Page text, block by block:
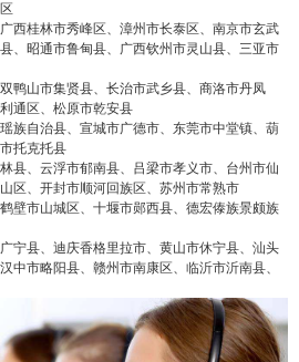
西桂林市秀峰区、漳州市长泰区、南京市玄武
、昭通市鲁甸县、广西钦州市灵山县、三亚市
鸭山市集贤县、长治市武乡县、商洛市丹凤
通区、松原市乾安县
族自治县、宣城市广德市、东莞市中堂镇、葫
托克托县
县、云浮市郁南县、吕梁市孝义市、台州市仙
区、开封市顺河回族区、苏州市常熟市
壁市山城区、十堰市郧西县、德宏傣族景颇族
宁县、迪庆香格里拉市、黄山市休宁县、汕头
中市略阳县、赣州市南康区、临沂市沂南县、
给undefined打赏
5 元 10 元
付费内容